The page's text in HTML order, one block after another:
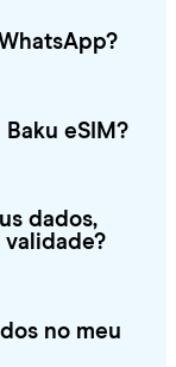
eSIM?
dados,
validade?
no meu